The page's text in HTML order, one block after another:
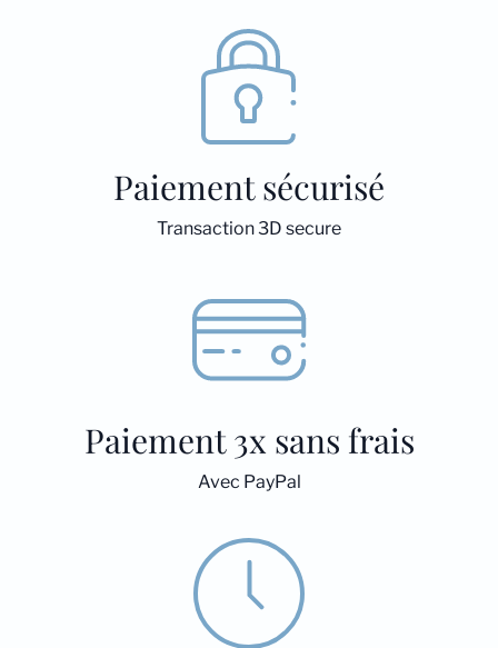
Paiement sécurisé
Transaction 3D secure
Paiement 3x sans frais
Avec PayPal